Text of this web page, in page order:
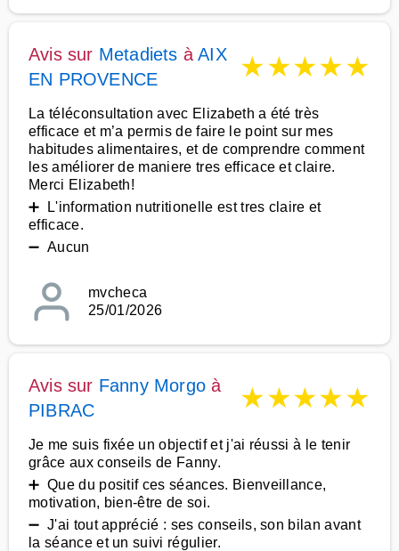
Avis sur Metadiets àAIX
EN PROVENCE
★★★★★
La téléconsultation avec Elizabeth a été très
efficace et m’a permis de faire le point sur mes
habitudes alimentaires, et de comprendre comment
les améliorer de maniere tres efficace et claire.
Merci Elizabeth!
➕ L'information nutritionelle est tres claire et
efficace.
➖ Aucun
mvcheca
25/01/2026
Avis sur Fanny Morgo à
PIBRAC
★★★★★
Je me suis fixée un objectif et j'ai réussi à le tenir
grâce aux conseils de Fanny.
➕ Que du positif ces séances. Bienveillance,
motivation, bien-être de soi.
➖ J'ai tout apprécié : ses conseils, son bilan avant
la séance et un suivi régulier.